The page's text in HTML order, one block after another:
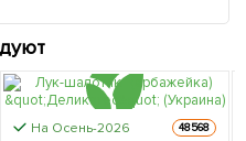
На Осень-2026 48568